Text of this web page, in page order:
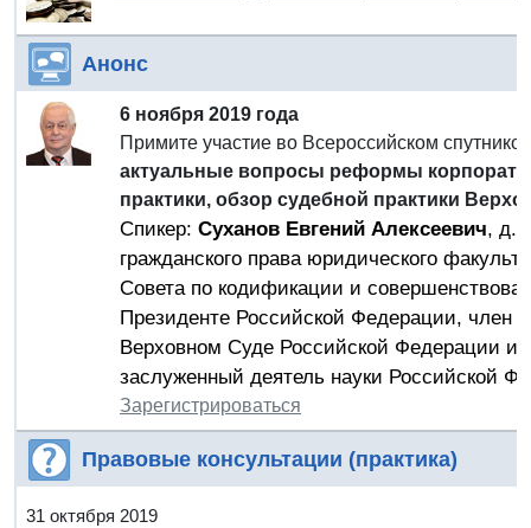
Анонс
6 ноября 2019 года
Примите участие во Всероссийском
актуальные вопросы реформы
практики, обзор судебной практики
Спикер: Суханов Евгений Алексеевич, д.
гражданского права юридического
Совета по кодификации и
Президенте Российской Федерации, член
Верховном Суде Российской Федерации и
заслуженный деятель науки Российской
Зарегистрироваться
Правовые консультации (практика)
31 октября 2019